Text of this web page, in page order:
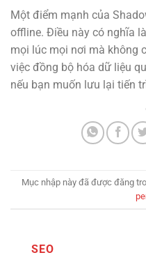
Một điểm mạnh của
offline. Điều này có nghĩa
mọi lúc mọi nơi mà không
việc đồng bộ hóa dữ liệu
nếu bạn muốn lưu lại tiến
Mục nhập này đã được đăng
SEO